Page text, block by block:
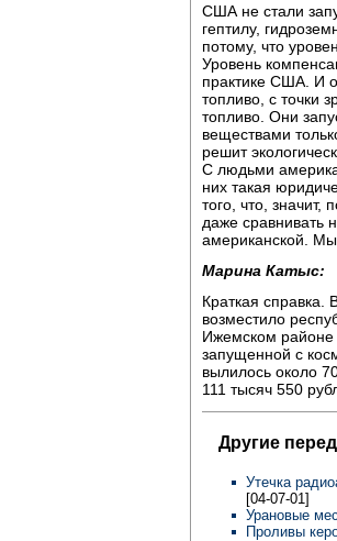
США не стали
гептилу,
потому, что
Уровень
практике США. И
топливо, с точки
топливо. Они
веществами
решит
С людьми
них такая
того, что,
даже сравнивать
американской.
Марина Катыс:
Краткая справка.
возместило
Ижемском районе
запущенной с
вылилось около
111 тысяч 550
Другие
Утечка
[04-07-01]
Урановые
Проливы